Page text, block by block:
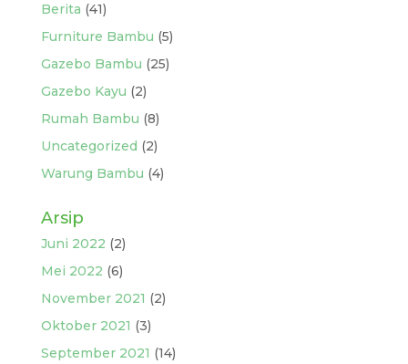
Berita (41)
Furniture Bambu (5)
Gazebo Bambu (25)
Gazebo Kayu (2)
Rumah Bambu (8)
Uncategorized (2)
Warung Bambu (4)
Arsip
Juni 2022 (2)
Mei 2022 (6)
November 2021 (2)
Oktober 2021 (3)
September 2021 (14)